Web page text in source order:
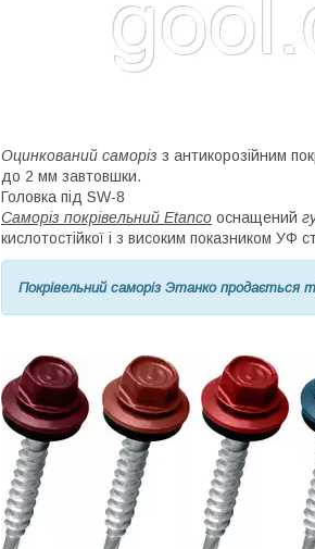
Оцинкований саморіз з антикорозійним
до 2 мм завтовшки.
Головка під SW-8
Саморіз покрівельний Etanco оснащений
кислотостійкої і з високим показником УФ
Покрівельний саморіз Этанко продається